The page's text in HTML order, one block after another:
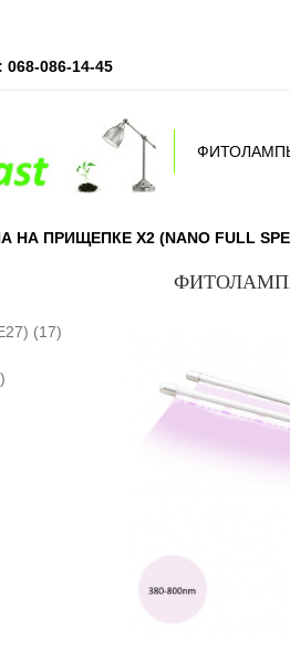
086-14-45
ПРИЩЕПКЕ Х2 (NANO FULL
(17)